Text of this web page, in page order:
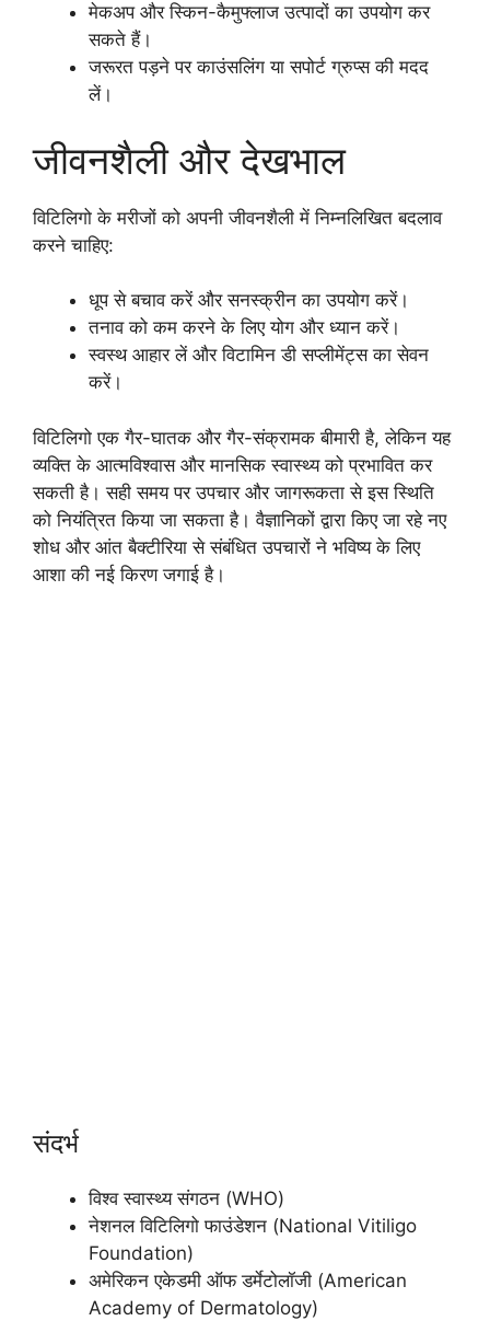
मेकअप और स्किन-कैमुफ्लाज उत्पादों का उपयोग कर
सकते हैं।
जरूरत पड़ने पर काउंसलिंग या सपोर्ट ग्रुप्स की मदद
लें।
जीवनशैली और देखभाल
विटिलिगो के मरीजों को अपनी जीवनशैली में निम्नलिखित बदलाव
करने चाहिए:
धूप से बचाव करें और सनस्क्रीन का उपयोग करें।
तनाव को कम करने के लिए योग और ध्यान करें।
स्वस्थ आहार लें और विटामिन डी सप्लीमेंट्स का सेवन
करें।
विटिलिगो एक गैर-घातक और गैर-संक्रामक बीमारी है, लेकिन यह
व्यक्ति के आत्मविश्वास और मानसिक स्वास्थ्य को प्रभावित कर
सकती है। सही समय पर उपचार और जागरूकता से इस स्थिति
को नियंत्रित किया जा सकता है। वैज्ञानिकों द्वारा किए जा रहे नए
शोध और आंत बैक्टीरिया से संबंधित उपचारों ने भविष्य के लिए
आशा की नई किरण जगाई है।
संदर्भ
विश्व स्वास्थ्य संगठन (WHO)
नेशनल विटिलिगो फाउंडेशन (National Vitiligo
Foundation)
अमेरिकन एकेडमी ऑफ डर्मेटोलॉजी (American
Academy of Dermatology)